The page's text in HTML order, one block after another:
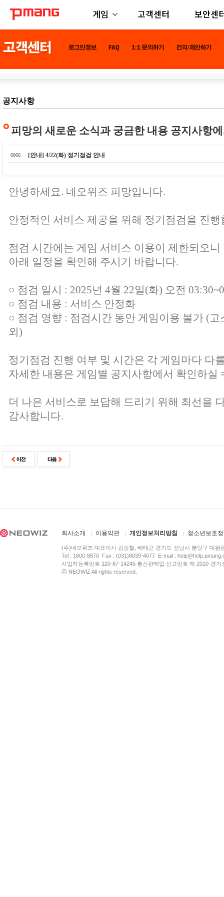
게임 고객센터 보안센
공지사항
피망의 새로운 소식과 궁금한 내용 공지사항
6066 [안내] 4/22(화) 정기점검 안내
안녕하세요. 네오위즈 피망입니다.
안정적인 서비스 제공을 위해 정기점검을 진행
점검 시간에는 게임 서비스 이용이 제한되오니
아래 일정을 확인해 주시기 바랍니다.
○ 점검 일시 : 2025년 4월 22일(화) 오전
○ 점검 내용 : 서비스 안정화
○ 점검 영향 : 점검시간 동안 게임이용 불가 (
외)
정기점검 진행 여부 및 시간은 각 게임마다 다
자세한 내용은 게임별 공지사항에서 확인하실
더 나은 서비스로 보답해 드리기 위해 최선을
감사합니다.
회사소개 이용약관 개인정보처리방침 청소년보호
(주)네오위즈 대표이사 김승철, 배태근 경기도 성남시 분당구 대왕
Tel : 1600-8870 Fax : (031)8039-4077 E-mail :
사업자등록번호 120-87-14245 통신판매업 신고번호 제 2010-경
ⓒ NEOWIZ All rights reserved.